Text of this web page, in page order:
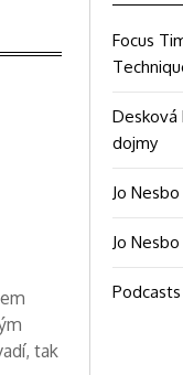
tak
Focus
Desková
dojmy
Jo
Jo